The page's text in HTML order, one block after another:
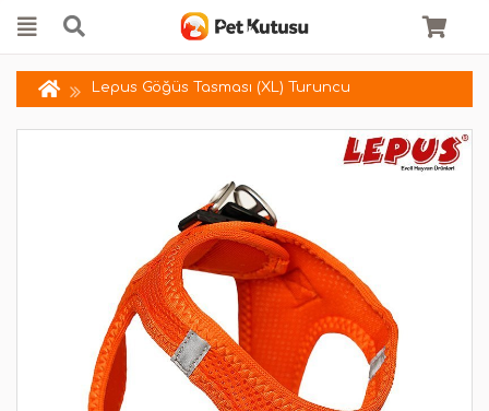
Lepus Göğüs Tasması (XL) Turuncu